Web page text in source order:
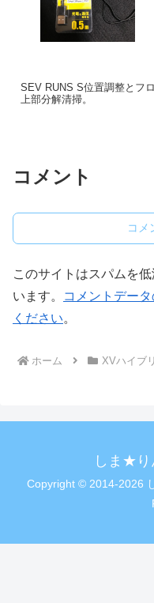
SEV RUNS S位置調整とフ
上部分解清掃。
コメント
コメ
このサイトはスパムを
います。
コメントデー
ください。
ホーム XVハイブ
しま★り
Copyright © 2014-2026